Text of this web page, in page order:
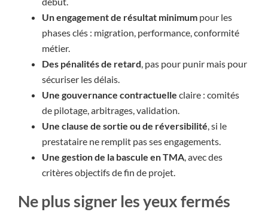
Un engagement de résultat minimum pour les
phases clés : migration, performance, conformité
métier.
Des pénalités de retard, pas pour punir mais pour
sécuriser les délais.
Une gouvernance contractuelle claire : comités
de pilotage, arbitrages, validation.
Une clause de sortie ou de réversibilité, si le
prestataire ne remplit pas ses engagements.
Une gestion de la bascule en TMA, avec des
critères objectifs de fin de projet.
Ne plus signer les yeux fermés